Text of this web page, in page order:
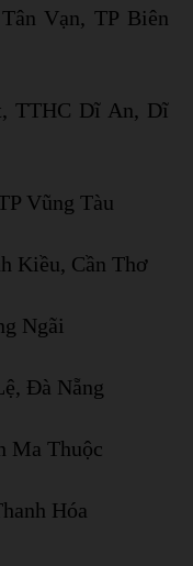
Vạn, TP Biên
TTHC Dĩ An, Dĩ
Vũng Tàu
Kiều, Cần Thơ
Ngãi
Đà Nẵng
Ma Thuộc
Hóa